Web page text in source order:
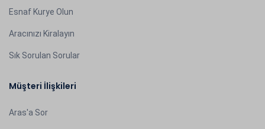
Esnaf Kurye Olun
Aracınızı Kiralayın
Sık Sorulan Sorular
Müşteri İlişkileri
Aras'a Sor